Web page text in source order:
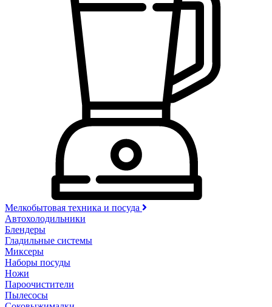
Мелкобытовая техника и посуда
Автохолодильники
Блендеры
Гладильные системы
Миксеры
Наборы посуды
Ножи
Пароочистители
Пылесосы